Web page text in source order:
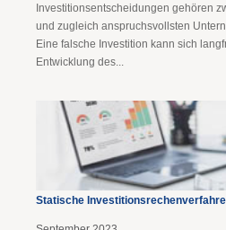
Investitionsentscheidungen gehören
und zugleich anspruchsvollsten
Eine falsche Investition kann sich
Entwicklung des...
Statische